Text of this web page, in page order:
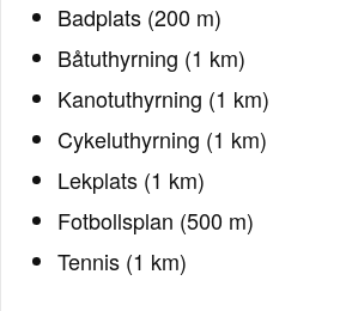
Badplats (200 m)
Båtuthyrning (1 km)
Kanotuthyrning (1 km)
Cykeluthyrning (1 km)
Lekplats (1 km)
Fotbollsplan (500 m)
Tennis (1 km)